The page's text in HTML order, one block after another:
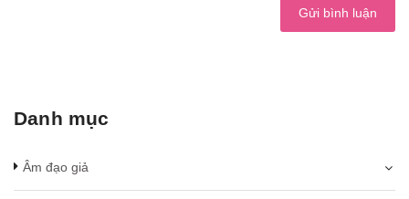
Gửi bình luận
Danh mục
Âm đạo giả